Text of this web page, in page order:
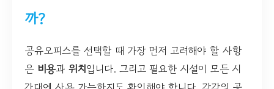
까?
공유오피스를 선택할 때 가장 먼저 고려해야 할 사항
은 비용과 위치입니다. 그리고 필요한 시설이 모든 시